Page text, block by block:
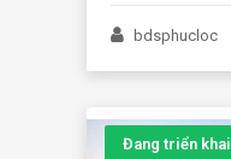
bdsphucloc
Đang triển khai